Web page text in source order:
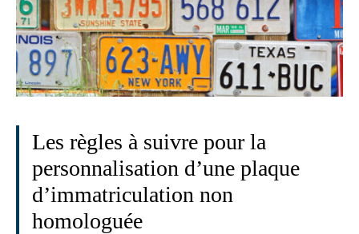
Les règles à suivre pour la
personnalisation d’une plaque
d’immatriculation non
homologuée